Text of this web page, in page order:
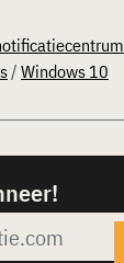
/ Windows 10